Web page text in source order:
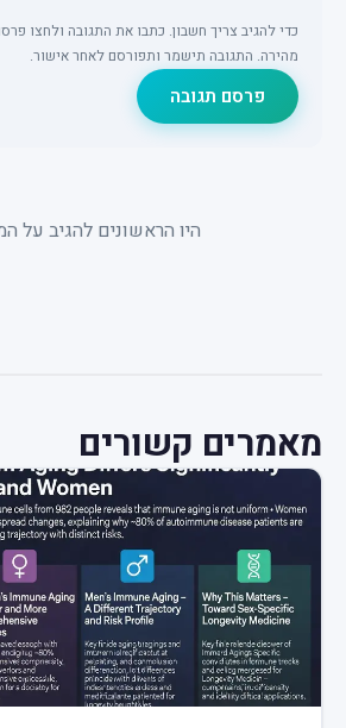
כדי להגיב צריך חשבון. כתבו את התגובה ולחצו
מהירה. התגובה תישמר ותפורסם לאחר אישור.
פרסם תגובה
היו הראשונים להגיב על
מאמרים קשורים